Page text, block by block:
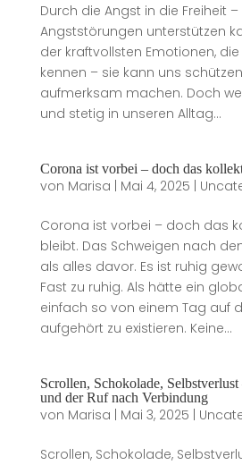
Durch die Angst in die Freiheit
Angststörungen unterstützen
der kraftvollsten Emotionen,
kennen – sie kann uns
aufmerksam machen. Doch
und stetig in unseren Alltag...
Corona ist vorbei – doch das
von Marisa Mai 4, 2025
Corona ist vorbei – doch das
bleibt. Das Schweigen nach
als alles davor. Es ist ruhig
Fast zu ruhig. Als hätte ein
einfach so von einem Tag auf
aufgehört zu existieren. Keine...
Scrollen, Schokolade,
und der Ruf nach Verbindung
von Marisa Mai 3, 2025
Scrollen, Schokolade,